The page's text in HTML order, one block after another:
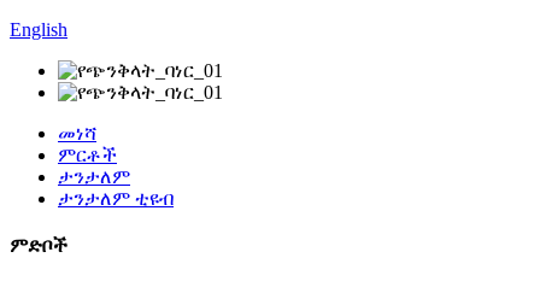
English
መነሻ
ምርቶች
ታንታለም
ታንታለም ቲዩብ
ምድቦች